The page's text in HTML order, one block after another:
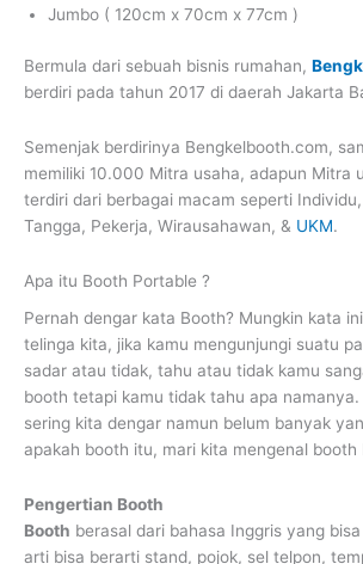
Jumbo ( 120cm x 70cm x 77cm )
Bermula dari sebuah bisnis rumahan,
berdiri pada tahun 2017 di daerah Jakarta
Semenjak berdirinya Bengkelbooth.com,
memiliki 10.000 Mitra usaha, adapun Mitra
terdiri dari berbagai macam seperti
Tangga, Pekerja, Wirausahawan, & UKM.
Apa itu Booth Portable ?
Pernah dengar kata Booth? Mungkin kata
telinga kita, jika kamu mengunjungi suatu
sadar atau tidak, tahu atau tidak kamu
booth tetapi kamu tidak tahu apa namanya.
sering kita dengar namun belum banyak
apakah booth itu, mari kita mengenal booth
Pengertian Booth
Booth berasal dari bahasa Inggris yang
arti bisa berarti stand, pojok, sel telpon,